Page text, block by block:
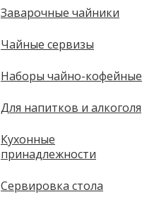
Заварочные чайники
Чайные сервизы
Наборы чайно-кофейные
Для напитков и алкоголя
Кухонные
принадлежности
Сервировка стола